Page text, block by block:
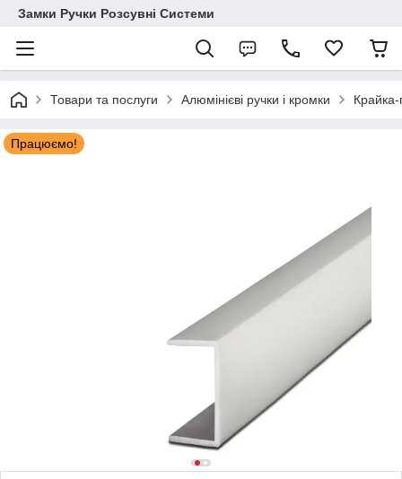
Замки Ручки Розсувні Системи
Товари та послуги Алюмінієві ручки і кромки
Працюємо!